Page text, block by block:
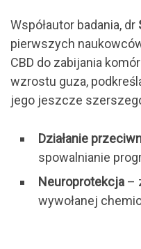
Współautor badania, dr
pierwszych
CBD do zabijania
wzrostu guza,
jego jeszcze
Działanie
spowalnianie
Neuroprotekcja –
wywołanej